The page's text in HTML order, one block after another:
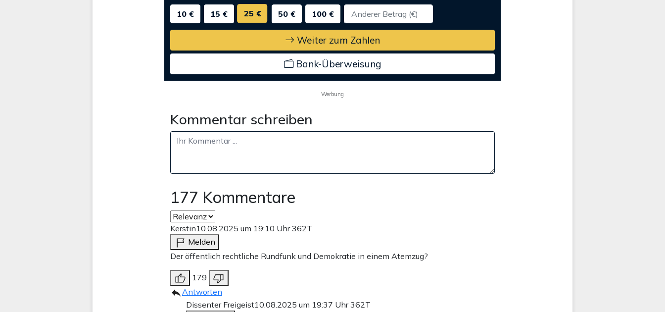
10 €
15 € 25 € 50 € 100 €
Weiter zum Zahlen
Bank-Überweisung
Werbung
Kommentar schreiben
177 Kommentare
Kerstin10.08.2025 um 19:10 Uhr362T
Melden
Der öffentlich rechtliche Rundfunk und Demokratie in einem Atemzug?
179
Antworten
Dissenter Freigeist10.08.2025 um 19:37 Uhr362T